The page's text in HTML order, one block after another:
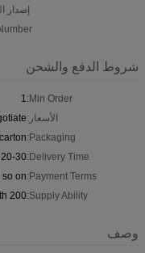
إصدار
شروط الدفع والشحن
Min Order:
1
الأسعار:
Packaging:
Delivery Time:
20-30 days after order confirmed
Payment Terms:
so on
Supply Ability:
200 sets / month
وصف